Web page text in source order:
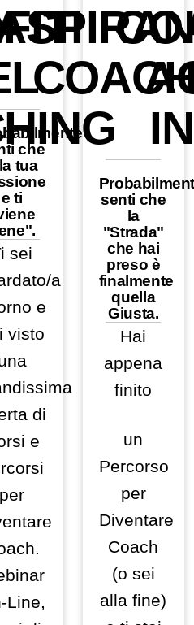
che
tua
e ti
sei
a
e
visto
di
e
per
Line,
senti che
la
"Strada"
che hai
preso è
finalmente
quella
Giusta.
Hai
appena
finito
un
Percorso
per
Diventare
Coach
(o sei
alla fine)